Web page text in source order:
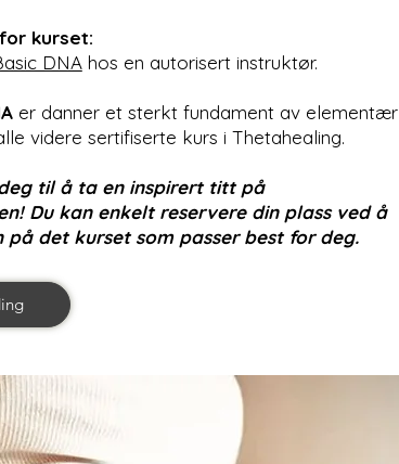
kurset:
DNAhos en autorisert instruktør. ​​
er danner et sterkt fundament av elementær
videre sertifiserte kurs i Thetahealing.
til å ta en inspirert titt på
Du kan enkelt reservere din plass ved å
på det kurset som passer best for deg.